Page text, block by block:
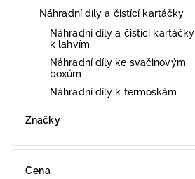
Náhradní díly a čistící kartáčky
Náhradní díly a čistící kartáčky
k lahvím
Náhradní díly ke svačinovým
boxům
Náhradní díly k termoskám
Značky
Cena